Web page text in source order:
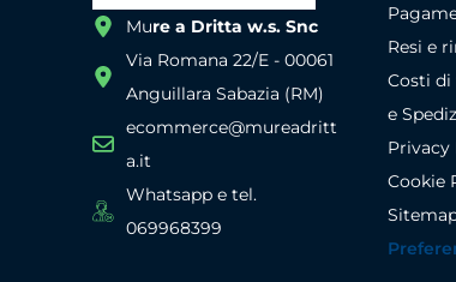
Mure a Dritta w.s. Snc
Via Romana 22/E - 00061
Anguillara Sabazia (RM)
ecommerce@mureadritt
a.it
Whatsapp e tel.
069968399
Resi e
Costi di
e
Privacy
Cookie